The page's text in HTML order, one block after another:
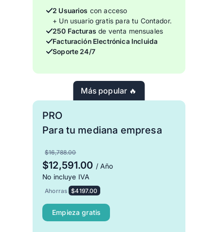
2 Usuarios con acceso
+ Un usuario gratis para tu Contador.
250 Facturas de venta mensuales
Facturación Electrónica Incluida
Soporte 24/7
Más popular 🔥
PRO
Para tu mediana empresa
$16,788.00
$12,591.00 / Año
No incluye IVA
Ahorras $4197.00
Empieza gratis